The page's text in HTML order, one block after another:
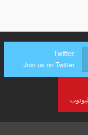
Twitter
Join us on Twitter